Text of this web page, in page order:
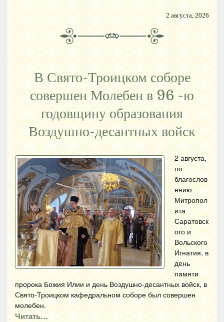
2 августа, 2026
В Свято-Троицком соборе
совершен Молебен в 96 -ю
годовщину образования
Воздушно-десантных войск
2 августа,
по
благослов
ению
Митропол
ита
Саратовск
ого и
Вольского
Игнатия, в
день
памяти
пророка Божия Илии и день Воздушно-десантных войск, в
Свято-Троицком кафедральном соборе был совершен
молебен.
Читать…